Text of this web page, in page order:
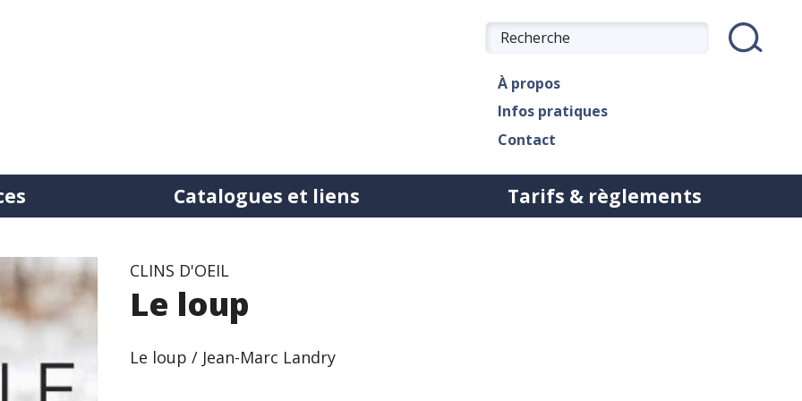
À propos
Infos pratiques
Contact
bibliothèques
de documents
Catalogues et liens Tarifs & règlements
CLINS D'OEIL
Le loup
Le loup / Jean-Marc Landry